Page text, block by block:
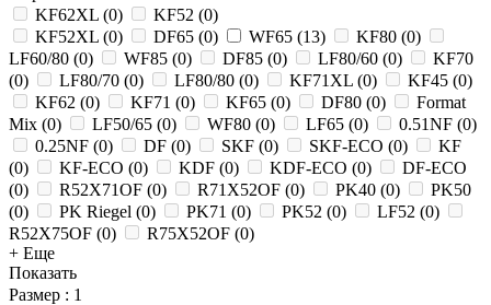
KF62XL (0) KF52 (0)
KF52XL (0) DF65 (0) WF65 (13) KF80 (0)
LF60/80 (0) WF85 (0) DF85 (0) LF80/60 (0)
KF70
(0) LF80/70 (0) LF80/80 (0) KF71XL (0) KF45 (0)
KF62 (0) KF71 (0) KF65 (0) DF80 (0)
Format
Mix (0) LF50/65 (0) WF80 (0) LF65 (0) 0.51NF (0)
0.25NF (0) DF (0) SKF (0) SKF-ECO (0)
KF
(0) KF-ECO (0) KDF (0) KDF-ECO (0)
DF-ECO
(0) R52X71OF (0) R71X52OF (0) PK40 (0)
PK50
(0) PK Riegel (0) PK71 (0) PK52 (0) LF52 (0)
R52X75OF (0) R75X52OF (0)
+ Еще
Показать
Размер : 1